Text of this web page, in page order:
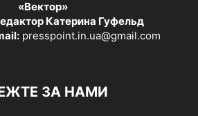
«Вектор»
Катерина Гуфельд
presspoint.in.ua@gmail.com
ЗА НАМИ